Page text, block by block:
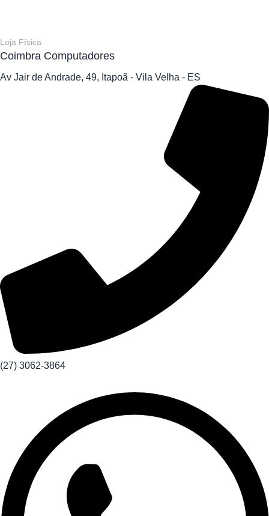
Loja Física
Coimbra Computadores
Av Jair de Andrade, 49, Itapoã - Vila Velha - ES
(27) 3062-3864